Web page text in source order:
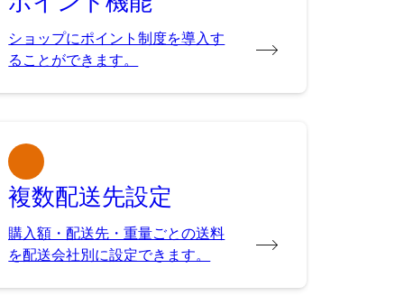
ショップにポイント制度を導入す
ることができます。
複数配送先設定
購入額・配送先・重量ごとの送料
を配送会社別に設定できます。